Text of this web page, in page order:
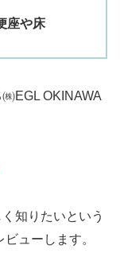
座や床
EGL OKINAWA
知りたいという
ューします。